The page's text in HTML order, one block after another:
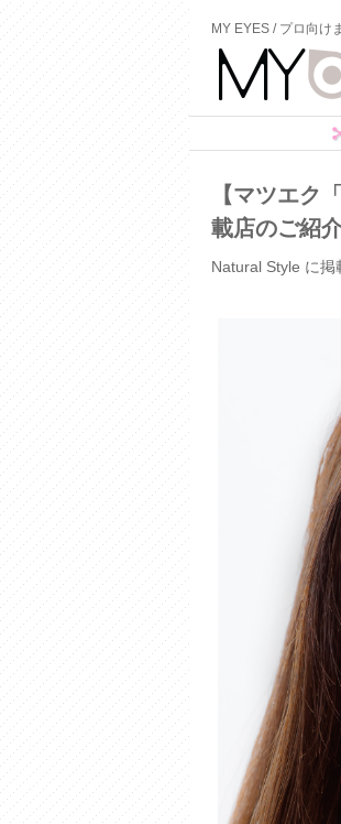
MY EYES / プロ向け
【マツエク
載店のご紹
Natural Style に掲